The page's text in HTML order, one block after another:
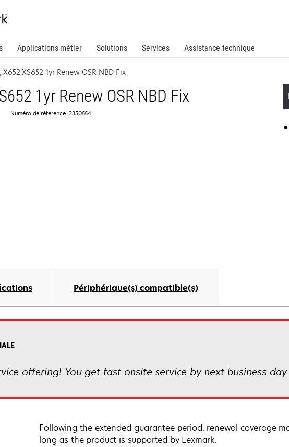
Applications métier Solutions Services Assistance technique
X652,XS652 1yr Renew OSR NBD Fix
1yr Renew OSR NBD Fix
Numéro de référence: 2350554
Périphérique(s) compatible(s)
offering! You get fast onsite service by next business day
Following the extended-guarantee period, renewal coverage
long as the product is supported by Lexmark.